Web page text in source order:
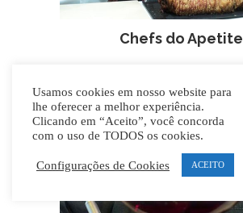
Chefs do Apetite
Usamos cookies em nosso website para
lhe oferecer a melhor experiência.
Clicando em “Aceito”, você concorda
com o uso de TODOS os cookies.
Configurações de Cookies ACEITO